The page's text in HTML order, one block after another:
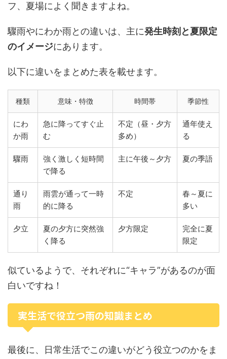
フ、夏場によく聞きますよね。
驟雨やにわか雨との違いは、主に発生時刻と夏限定
のイメージにあります。
以下に違いをまとめた表を載せます。
種類 意味・特徴 時間帯 季節性
にわ
か雨
急に降ってすぐ止
む
不定（昼・夕方
多め）
通年使え
る
驟雨
強く激しく短時間
で降る
主に午後～夕方 夏の季語
通り
雨
雨雲が通って一時
的に降る
不定
春～夏に
多い
夕立
夏の夕方に突然強
く降る
夕方限定
完全に夏
限定
似ているようで、それぞれに“キャラ”があるのが面
白いですね！
実生活で役立つ雨の知識まとめ
最後に、日常生活でこの違いがどう役立つのかをま